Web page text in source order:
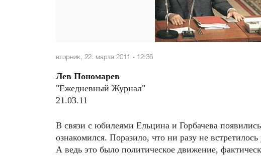
вторник, 22. марта 2011 - 12:36
Лев Пономарев
"Ежедневный Журнал"
21.03.11
В связи с юбилеями Ельцина и Горбачева
ознакомился. Поразило, что ни разу не
А ведь это было политическое движение,